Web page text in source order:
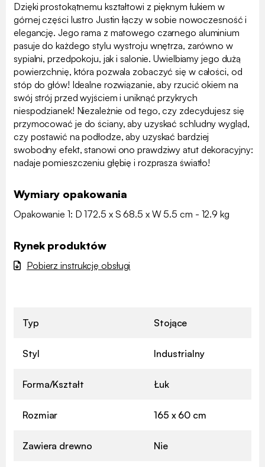
Dzięki prostokątnemu kształtowi z pięknym łukiem w
górnej części lustro Justin łączy w sobie nowoczesność i
elegancję. Jego rama z matowego czarnego aluminium
pasuje do każdego stylu wystroju wnętrza, zarówno w
sypialni, przedpokoju, jak i salonie. Uwielbiamy jego dużą
powierzchnię, która pozwala zobaczyć się w całości, od
stóp do głów! Idealne rozwiązanie, aby rzucić okiem na
swój strój przed wyjściem i uniknąć przykrych
niespodzianek! Niezależnie od tego, czy zdecydujesz się
przymocować je do ściany, aby uzyskać schludny wygląd,
czy postawić na podłodze, aby uzyskać bardziej
swobodny efekt, stanowi ono prawdziwy atut dekoracyjny:
nadaje pomieszczeniu głębię i rozprasza światło!
Wymiary opakowania
Opakowanie 1: D 172.5 x S 68.5 x W 5.5 cm - 12.9 kg
Rynek produktów
Pobierz instrukcję obsługi
Typ Stojące
Styl Industrialny
Forma/Kształt Łuk
Rozmiar 165 x 60 cm
Zawiera drewno Nie